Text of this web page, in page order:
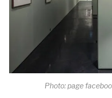
Photo: page